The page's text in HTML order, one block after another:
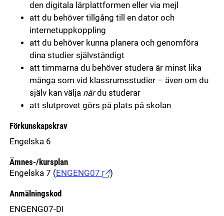
den digitala lärplattformen eller via mejl
att du behöver tillgång till en dator och
internetuppkoppling
att du behöver kunna planera och genomföra
dina studier självständigt
att timmarna du behöver studera är minst lika
många som vid klassrumsstudier – även om du
själv kan välja närdu studerar
att slutprovet görs på plats på skolan
Förkunskapskrav
Engelska 6
Ämnes-/kursplan
Engelska 7 (ENGENG07 )
Anmälningskod
ENGENG07-DI